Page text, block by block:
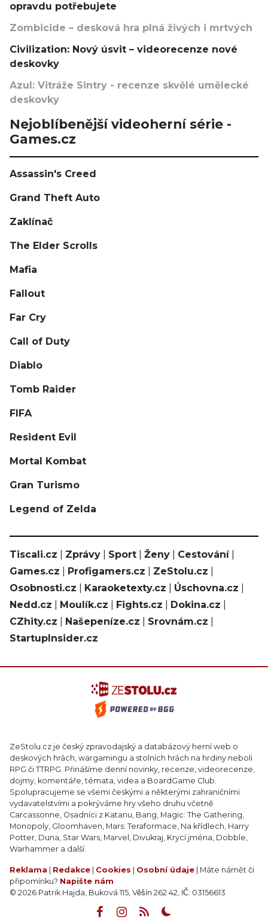
opravdu potřebujete
Zombicide – desková hra plná živých i mrtvých
Civilization: Nový úsvit – videorecenze nové
deskovky
Azul: Vitráže Sintry - recenze skvělé umělecké
deskovky
Nejoblíbenější videoherní série -
Games.cz
Assassin's Creed
Grand Theft Auto
Zaklínač
The Elder Scrolls
Mafia
Fallout
Far Cry
Call of Duty
Diablo
Tomb Raider
FIFA
Resident Evil
Mortal Kombat
Gran Turismo
Legend of Zelda
Tiscali.cz Zprávy Sport Ženy Cestování|
Games.cz
Profigamers.cz ZeStolu.cz
Osobnosti.cz
Karaoketexty.cz Úschovna.cz
Nedd.cz
Moulík.cz Fights.cz Dokina.cz
CZhity.cz
Našepeníze.cz Srovnám.cz
StartupInsider.cz
ZeStolu.cz je český zpravodajský a databázový herní web o
deskových hrách, wargamingu a stolních hrách na hrdiny neboli
RPG či TTRPG. Přinášíme denní novinky, recenze, videorecenze,
dojmy, komentáře, témata, videa a BoardGame Club.
Spolupracujeme se všemi českými a některými zahraničními
vydavatelstvími a pokrýváme hry všeho druhu včetně
Carcassonne, Osadníci z Katanu, Bang, Magic: The Gathering,
Monopoly, Gloomhaven, Mars: Teraformace, Na křídlech, Harry
Potter, Duna, Star Wars, Marvel, Divukraj, Krycí jména, Dobble,
Warhammer a další.
Reklama Redakce Cookies Osobní údaje | Máte námět či
připomínku? Napište nám
© 2026 Patrik Hajda, Buková 115, Věšín 262 42, IČ: 03156613